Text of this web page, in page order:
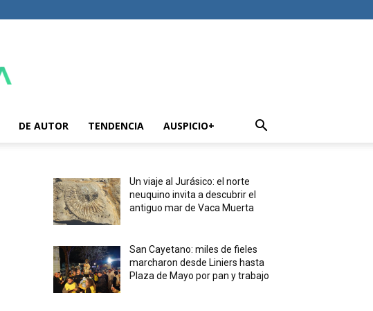
DE AUTOR TENDENCIA AUSPICIO+
Un viaje al Jurásico: el norte
neuquino invita a descubrir el
antiguo mar de Vaca Muerta
San Cayetano: miles de fieles
marcharon desde Liniers hasta
Plaza de Mayo por pan y trabajo